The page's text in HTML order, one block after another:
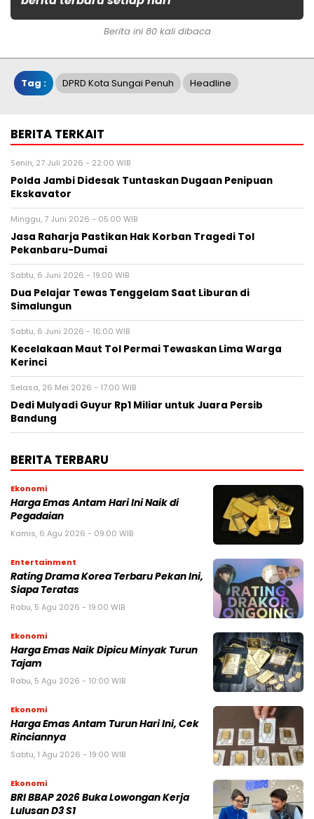
Berita ini 80 kali dibaca
Tag : DPRD Kota Sungai Penuh Headline
BERITA TERKAIT
Senin, 27 Juli 2026 - 22:00 WIB
Polda Jambi Didesak Tuntaskan Dugaan Penipuan
Ekskavator
Minggu, 7 Juni 2026 - 05:00 WIB
Jasa Raharja Pastikan Hak Korban Tragedi Tol
Pekanbaru-Dumai
Sabtu, 6 Juni 2026 - 19:00 WIB
Dua Pelajar Tewas Tenggelam Saat Liburan di
Simalungun
Sabtu, 6 Juni 2026 - 16:00 WIB
Kecelakaan Maut Tol Permai Tewaskan Lima Warga
Kerinci
Selasa, 26 Mei 2026 - 17:00 WIB
Dedi Mulyadi Guyur Rp1 Miliar untuk Juara Persib
Bandung
BERITA TERBARU
Ekonomi
Harga Emas Antam Hari Ini Naik di
Pegadaian
Kamis, 6 Agu 2026 - 09:00 WIB
Entertainment
Rating Drama Korea Terbaru Pekan Ini,
Siapa Teratas
Rabu, 5 Agu 2026 - 19:00 WIB
Ekonomi
Harga Emas Naik Dipicu Minyak Turun
Tajam
Rabu, 5 Agu 2026 - 10:00 WIB
Ekonomi
Harga Emas Antam Turun Hari Ini, Cek
Rinciannya
Sabtu, 1 Agu 2026 - 19:00 WIB
Ekonomi
BRI BBAP 2026 Buka Lowongan Kerja
Lulusan D3 S1